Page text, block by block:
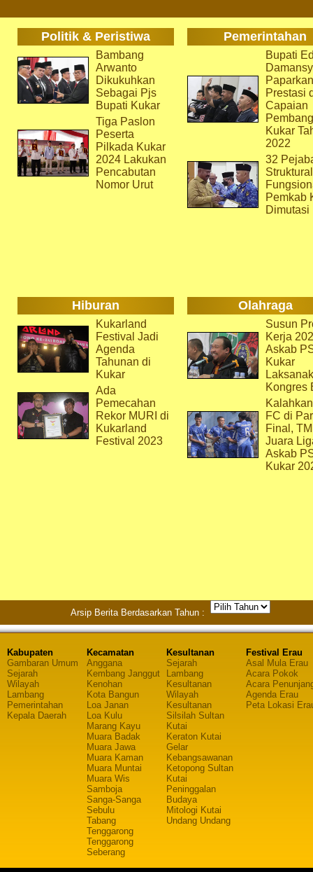
Politik & Peristiwa Pemerintahan
Bambang
Arwanto
Dikukuhkan
Sebagai Pjs
Bupati Kukar
Tiga Paslon
Peserta
Pilkada Kukar
2024 Lakukan
Pencabutan
Nomor Urut
Bupati
Paparkan
Prestasi
Capaian
Kukar
2022
32
Pemkab
Dimutasi
Hiburan Olahraga
Kukarland
Festival Jadi
Agenda
Tahunan di
Kukar
Ada
Pemecahan
Rekor MURI di
Kukarland
Festival 2023
Susun
Kerja
Askab
Kukar
Kongres
FC di
Final,
Juara
Askab
Kukar
Arsip Berita Berdasarkan Tahun :
Kabupaten
Gambaran Umum
Sejarah
Wilayah
Lambang
Pemerintahan
Kepala Daerah
Kecamatan
Anggana
Kembang Janggut
Kenohan
Kota Bangun
Loa Janan
Loa Kulu
Marang Kayu
Muara Badak
Muara Jawa
Muara Kaman
Muara Muntai
Muara Wis
Samboja
Sanga-Sanga
Sebulu
Tabang
Tenggarong
Tenggarong
Seberang
Kesultanan
Sejarah
Lambang
Kesultanan
Wilayah
Kesultanan
Silsilah Sultan
Kutai
Keraton Kutai
Gelar
Kebangsawanan
Ketopong Sultan
Kutai
Peninggalan
Budaya
Mitologi Kutai
Undang Undang
Festival Erau
Asal Mula Erau
Acara Pokok
Acara
Agenda Erau
Peta Lokasi